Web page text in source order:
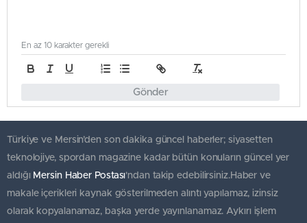
Gönder
En az 10 karakter gerekli
Türkiye ve Mersin’den son dakika güncel haberler; siyasetten
teknolojiye, spordan magazine kadar bütün konuların güncel yer
aldığı Mersin Haber Postası'ndan takip edebilirsiniz.Haber ve
makale içerikleri kaynak gösterilmeden alıntı yapılamaz, izinsiz
olarak kopyalanamaz, başka yerde yayınlanamaz. Aykırı işlem